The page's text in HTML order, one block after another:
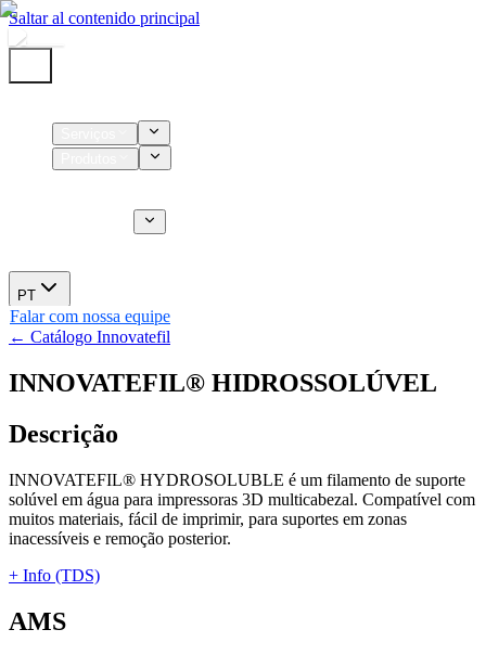
Saltar al contenido principal
PT
Falar com nossa equipe
← Catálogo Innovatefil
INNOVATEFIL® HIDROSSOLÚVEL
Descrição
INNOVATEFIL® HYDROSOLUBLE é um filamento de suporte
solúvel em água para impressoras 3D multicabezal. Compatível com
muitos materiais, fácil de imprimir, para suportes em zonas
inacessíveis e remoção posterior.
+ Info (TDS)
AMS